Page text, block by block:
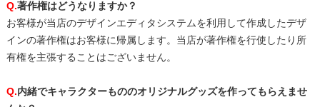
Q.著作権はどうなりますか？
お客様が当店のデザインエディタシステムを利用して作成したデザ
インの著作権はお客様に帰属します。当店が著作権を行使したり所
有権を主張することはございません。
Q.内緒でキャラクターもののオリジナルグッズを作ってもらえませ